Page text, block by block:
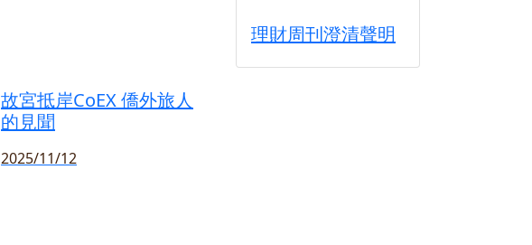
故宮抵岸CoEX 僑外旅人
的見聞
2025/11/12
理財周刊澄清聲明